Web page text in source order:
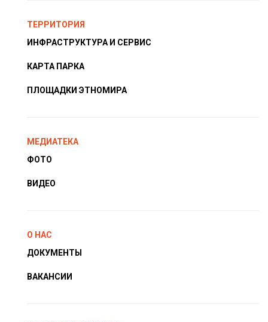
ТЕРРИТОРИЯ
ИНФРАСТРУКТУРА И СЕРВИС
КАРТА ПАРКА
ПЛОЩАДКИ ЭТНОМИРА
МЕДИАТЕКА
ФОТО
ВИДЕО
О НАС
ДОКУМЕНТЫ
ВАКАНСИИ